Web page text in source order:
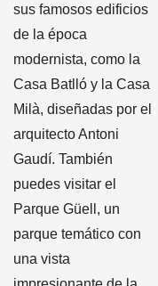
sus famosos edificios
de la época
modernista, como la
Casa Batlló y la Casa
Milà, diseñadas por el
arquitecto Antoni
Gaudí. También
puedes visitar el
Parque Güell, un
parque temático con
una vista